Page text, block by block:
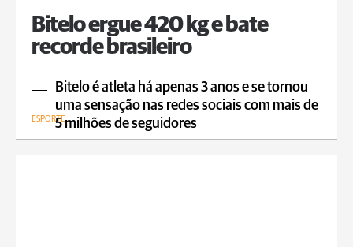
Bitelo ergue 420 kg e bate
recorde brasileiro
Bitelo é atleta há apenas 3 anos e se tornou
uma sensação nas redes sociais com mais de
5 milhões de seguidores
ESPORTE